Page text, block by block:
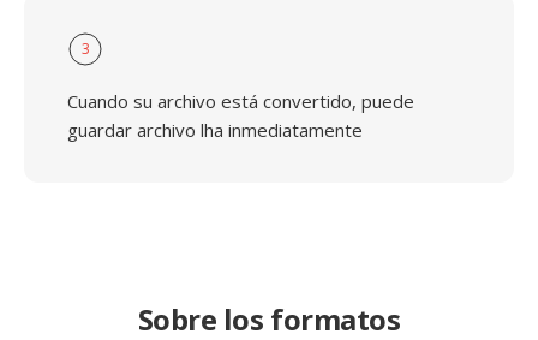
3
Cuando su archivo está convertido, puede
guardar archivo lha inmediatamente
Sobre los formatos